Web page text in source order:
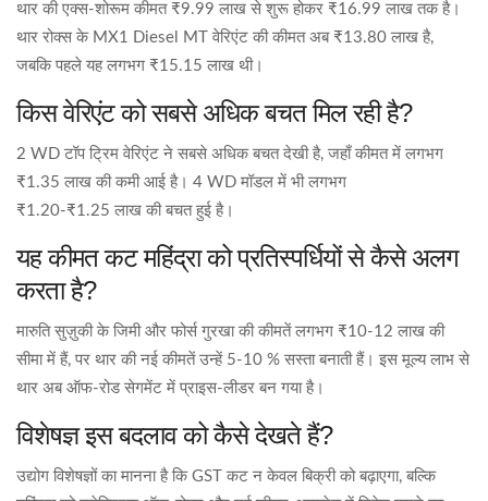
थार की एक्स‑शोरूम कीमत ₹9.99 लाख से शुरू होकर ₹16.99 लाख तक है।
थार रोक्स के MX1 Diesel MT वेरिएंट की कीमत अब ₹13.80 लाख है,
जबकि पहले यह लगभग ₹15.15 लाख थी।
किस वेरिएंट को सबसे अधिक बचत मिल रही है?
2 WD टॉप ट्रिम वेरिएंट ने सबसे अधिक बचत देखी है, जहाँ कीमत में लगभग
₹1.35 लाख की कमी आई है। 4 WD मॉडल में भी लगभग
₹1.20‑₹1.25 लाख की बचत हुई है।
यह कीमत कट महिंद्रा को प्रतिस्पर्धियों से कैसे अलग
करता है?
मारुति सुज़ुकी के जिमी और फोर्स गुरखा की कीमतें लगभग ₹10‑12 लाख की
सीमा में हैं, पर थार की नई कीमतें उन्हें 5‑10 % सस्ता बनाती हैं। इस मूल्य लाभ से
थार अब ऑफ‑रोड सेगमेंट में प्राइस‑लीडर बन गया है।
विशेषज्ञ इस बदलाव को कैसे देखते हैं?
उद्योग विशेषज्ञों का मानना है कि GST कट न केवल बिक्री को बढ़ाएगा, बल्कि